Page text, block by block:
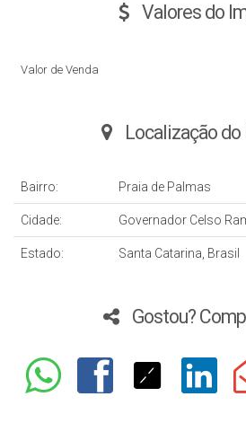
Valores do
Valor de Venda
Localização do
Bairro: Praia de Palmas
Cidade: Governador Celso
Estado: Santa Catarina, Brasil
Gostou?